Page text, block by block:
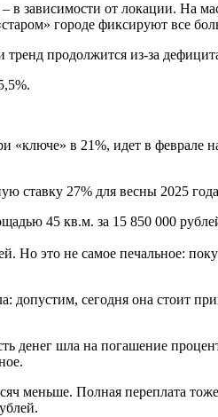
зависимости от локации. На
городе фиксируют все
тренд продолжится из-за
в 21%, идет в
ставку 27% для весны 2025
45 кв.м. за 15 850 000
Но это не самое печальное:
допустим, сегодня она стоит
денег шла на погашение
меньше. Полная переплата